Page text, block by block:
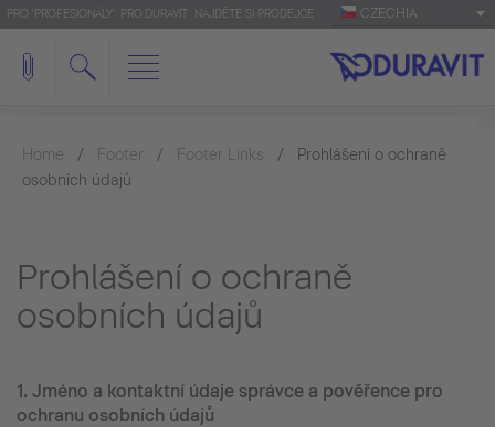
PRO 'PROFESIONÁLY': PRO.DURAVIT NAJDĚTE SI PRODEJCE CZECHIA
Home Footer Footer Links
Prohlášení o ochraně
osobních údajů
Prohlášení o ochraně
osobních údajů
1. Jméno a kontaktní údaje správce a pověřence pro
ochranu osobních údajů